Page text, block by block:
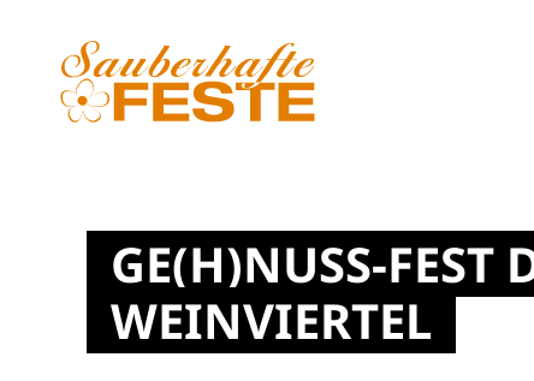
Zum Hauptinhalt springen
GE(H)NUSS-FEST
WEINVIERTEL